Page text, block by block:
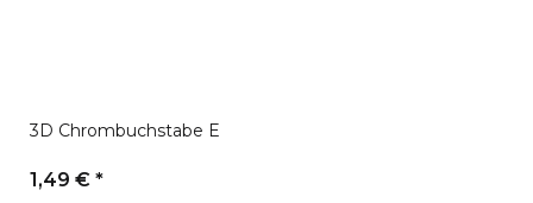
3D Chrombuchstabe E
1,49 € *